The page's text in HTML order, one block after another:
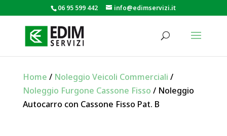
06 95 599 442 info@edimservizi.it
Home / Noleggio Veicoli Commerciali /
Noleggio Furgone Cassone Fisso / Noleggio
Autocarro con Cassone Fisso Pat. B